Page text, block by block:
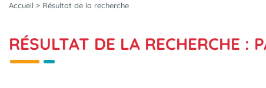
Accueil > Résultat de la recherche
RÉSULTAT DE LA RECHERCHE :